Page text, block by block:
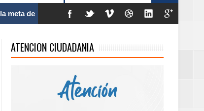
ATENCION CIUDADANIA